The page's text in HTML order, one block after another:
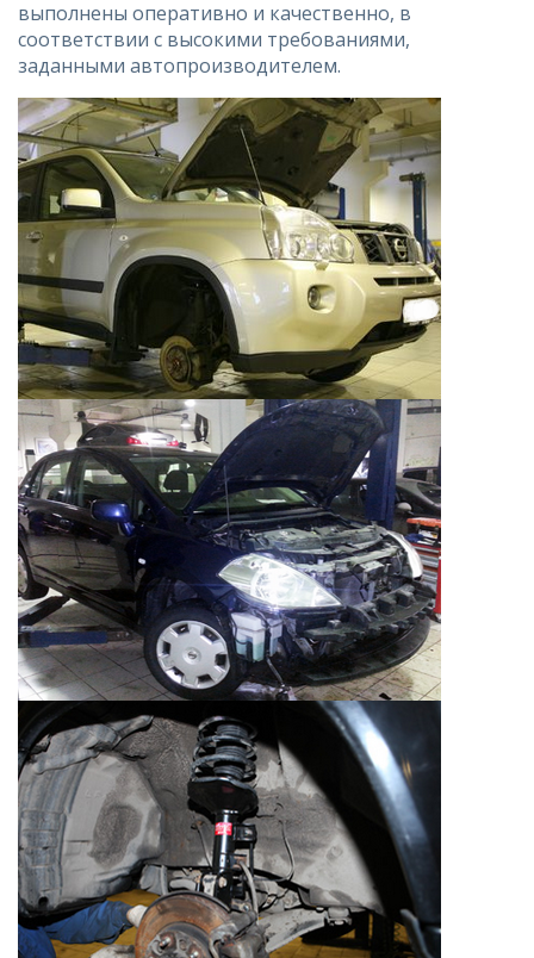
выполнены оперативно и качественно, в
соответствии с высокими требованиями,
заданными автопроизводителем.